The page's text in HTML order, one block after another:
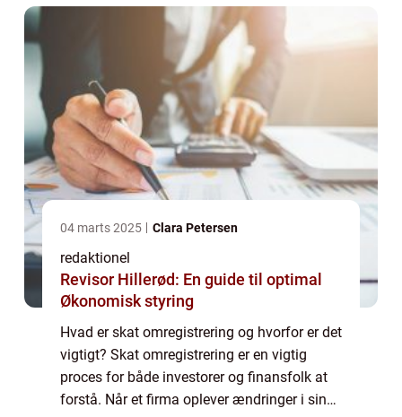
04 marts 2025 Clara Petersen
redaktionel
Revisor Hillerød: En guide til optimal
Økonomisk styring
Hvad er skat omregistrering og hvorfor er det
vigtigt? Skat omregistrering er en vigtig
proces for både investorer og finansfolk at
forstå. Når et firma oplever ændringer i sin